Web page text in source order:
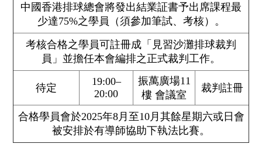
中國香港排球總會將發出結業証書予出席課程最
少達75%之學員（須參加筆試、考核）。
考核合格之學員可註冊成「見習沙灘排球裁判
員」並擔任本會編排之正式裁判工作。
待定
19:00–
20:00
振萬廣場11
樓 會議室
裁判註冊
合格學員會於2025年8月至10月其餘星期六或日會
被安排於有導師協助下執法比賽。